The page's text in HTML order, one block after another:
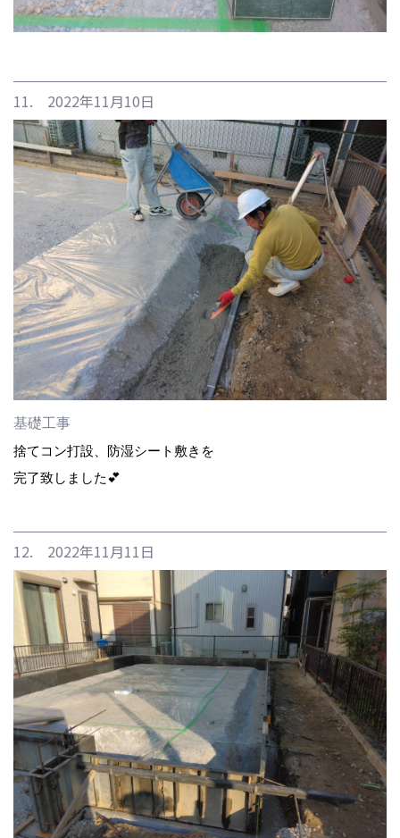
11. 2022年11月10日
基礎工事
捨てコン打設、防湿シート敷きを
完了致しました💕
12. 2022年11月11日